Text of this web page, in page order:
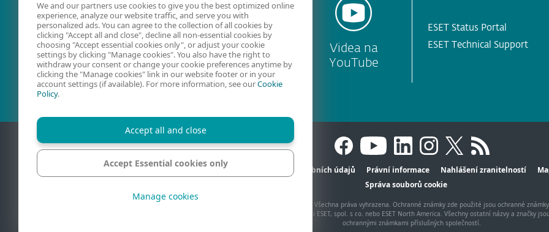
Uživatelské
příručky
ESET Fórum
Videa na
YouTube
ESET Status Portal
ESET Technical Support
Kontakt Ochrana osobních údajů Právní informace Nahlášení zranitelností
Správa souborů cookie
© 1992 - 2026 ESET, spol. s r.o. - Všechna práva vyhrazena. Ochranné známky zde použité jsou ochranné
ochranné známky společnosti ESET, spol. s r.o. nebo ESET North America. Všechny ostatní názvy a značky
ochrannými známkami příslušných společností.
We and our partners use cookies to give you the best optimized online
experience, analyze our website traffic, and serve you with
personalized ads. You can agree to the collection of all cookies by
clicking "Accept all and close", decline all non-essential cookies by
choosing "Accept essential cookies only", or adjust your cookie
settings by clicking "Manage cookies". You also have the right to
withdraw your consent or change your cookie preferences anytime by
clicking the "Manage cookies" link in our website footer or in your
account settings (if available). For more information, see ourCookie
Policy.
Accept all and close
Accept Essential cookies only
Manage cookies